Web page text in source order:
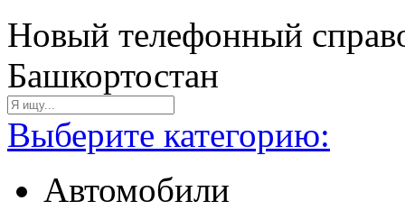
Новый телефонный
Башкортостан
Выберите категорию:
Автомобили